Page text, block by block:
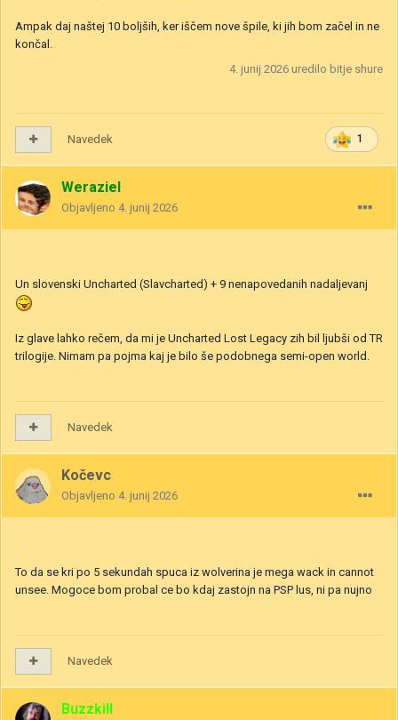
Ampak daj naštej 10 boljših, ker iščem nove špile, ki jih bom začel in ne
končal.
4. junij 2026 uredilo bitje shure
1
Navedek
Weraziel
Objavljeno 4. junij 2026
Un slovenski Uncharted (Slavcharted) + 9 nenapovedanih nadaljevanj
Iz glave lahko rečem, da mi je Uncharted Lost Legacy zih bil ljubši od TR
trilogije. Nimam pa pojma kaj je bilo še podobnega semi-open world.
Navedek
Kočevc
Objavljeno 4. junij 2026
To da se kri po 5 sekundah spuca iz wolverina je mega wack in cannot
unsee. Mogoce bom probal ce bo kdaj zastojn na PSP lus, ni pa nujno
Navedek
Buzzkill